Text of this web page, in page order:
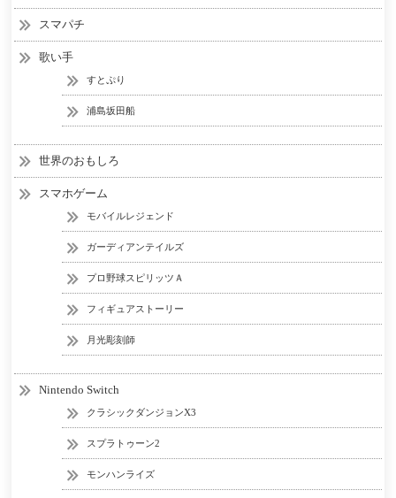
スマパチ
歌い手
すとぷり
浦島坂田船
世界のおもしろ
スマホゲーム
モバイルレジェンド
ガーディアンテイルズ
プロ野球スピリッツＡ
フィギュアストーリー
月光彫刻師
Nintendo Switch
クラシックダンジョンX3
スプラトゥーン2
モンハンライズ